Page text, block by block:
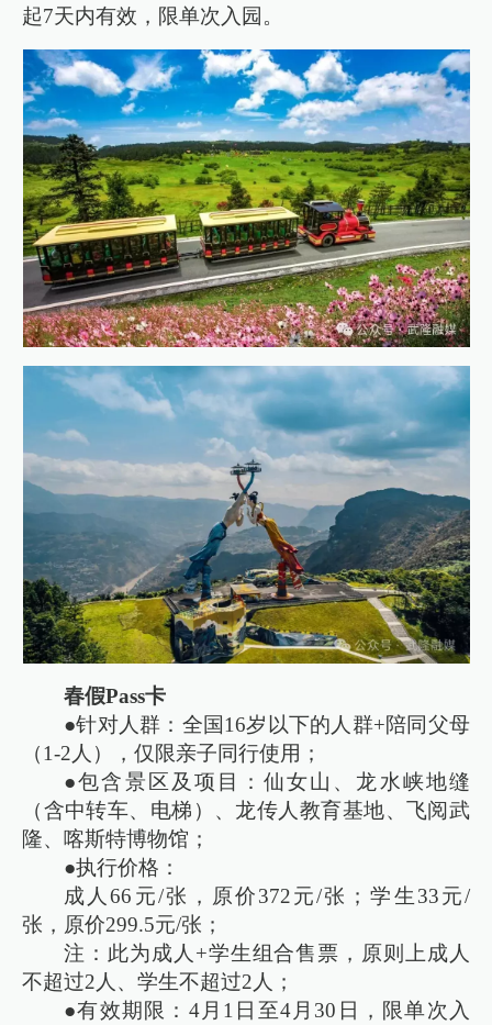
起7天内有效，限单次入园。
春假Pass卡
●针对人群：全国16岁以下的人群+陪同父母
（1-2人），仅限亲子同行使用；
●包含景区及项目：仙女山、龙水峡地缝
（含中转车、电梯）、龙传人教育基地、飞阅武
隆、喀斯特博物馆；
●执行价格：
成人66元/张，原价372元/张；学生33元/
张，原价299.5元/张；
注：此为成人+学生组合售票，原则上成人
不超过2人、学生不超过2人；
●有效期限：4月1日至4月30日，限单次入